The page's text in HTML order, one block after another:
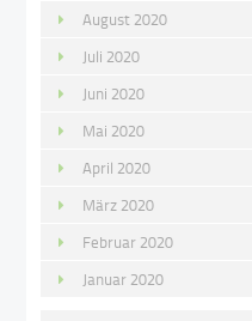
August 2020
Juli 2020
Juni 2020
Mai 2020
April 2020
März 2020
Februar 2020
Januar 2020